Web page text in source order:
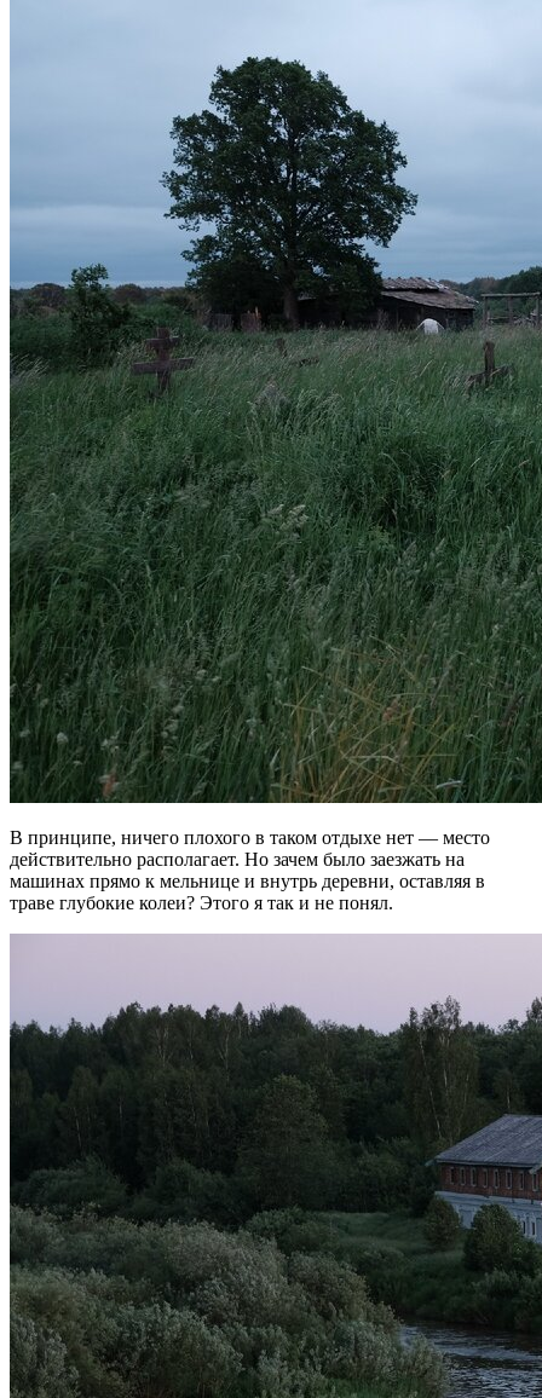
В принципе, ничего плохого в таком отдыхе нет — место
действительно располагает. Но зачем было заезжать на
машинах прямо к мельнице и внутрь деревни, оставляя в
траве глубокие колеи? Этого я так и не понял.